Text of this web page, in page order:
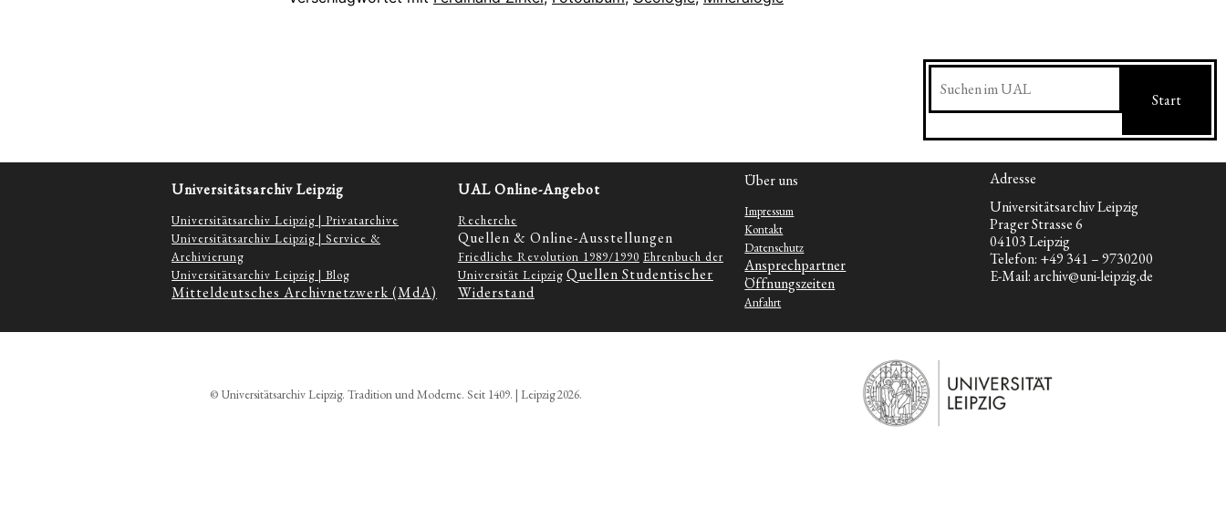
Suchen
Start
Universitätsarchiv Leipzig
Universitätsarchiv Leipzig | Privatarchive
Universitätsarchiv Leipzig | Service &
Archivierung
Universitätsarchiv Leipzig | Blog
Mitteldeutsches Archivnetzwerk (MdA)
UAL Online-Angebot
Recherche
Quellen & Online-Ausstellungen
Friedliche Revolution 1989/1990 Ehrenbuch der
Universität Leipzig Quellen Studentischer
Widerstand
Über uns
Impressum
Kontakt
Datenschutz
Ansprechpartner
Öffnungszeiten
Anfahrt
Adresse
Universitätsarchiv Leipzig
Prager Strasse 6
04103 Leipzig
Telefon: +49 341 – 9730200
E-Mail: archiv@uni-leipzig.de
© Universitätsarchiv Leipzig. Tradition und Moderne. Seit 1409. | Leipzig 2026.